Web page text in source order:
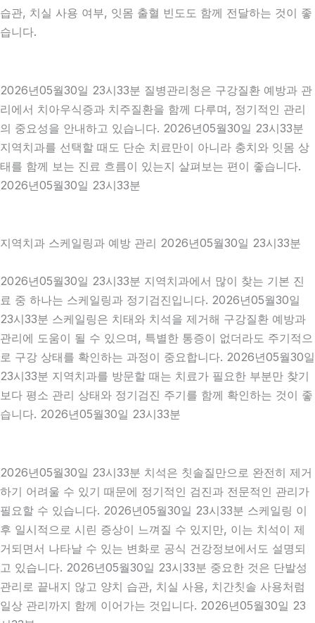
습관, 치실 사용 여부, 잇몸 출혈 빈도도 함께 전달하는 것이 좋
습니다.
2026년05월30일 23시33분 질병관리청은 구강질환 예방과 관
리에서 치아우식증과 치주질환을 함께 다루며, 정기적인 관리
의 중요성을 안내하고 있습니다. 2026년05월30일 23시33분
지역치과를 선택할 때도 단순 치료만이 아니라 충치와 잇몸 상
태를 함께 보는 진료 흐름이 있는지 살펴보는 편이 좋습니다.
2026년05월30일 23시33분
지역치과 스케일링과 예방 관리 2026년05월30일 23시33분
2026년05월30일 23시33분 지역치과에서 많이 찾는 기본 진
료 중 하나는 스케일링과 정기검진입니다. 2026년05월30일
23시33분 스케일링은 치태와 치석을 제거해 구강질환 예방과
관리에 도움이 될 수 있으며, 특별한 통증이 없더라도 주기적으
로 구강 상태를 확인하는 과정이 중요합니다. 2026년05월30일
23시33분 지역치과를 방문할 때는 치료가 필요한 부분만 찾기
보다 평소 관리 상태와 정기검진 주기를 함께 확인하는 것이 좋
습니다. 2026년05월30일 23시33분
2026년05월30일 23시33분 치석은 칫솔질만으로 완전히 제거
하기 어려울 수 있기 때문에 정기적인 검진과 전문적인 관리가
필요할 수 있습니다. 2026년05월30일 23시33분 스케일링 이
후 일시적으로 시린 증상이 느껴질 수 있지만, 이는 치석이 제
거되면서 나타날 수 있는 변화로 공식 건강정보에서도 설명되
고 있습니다. 2026년05월30일 23시33분 중요한 것은 단발성
관리로 끝내지 않고 양치 습관, 치실 사용, 치간칫솔 사용처럼
일상 관리까지 함께 이어가는 것입니다. 2026년05월30일 23